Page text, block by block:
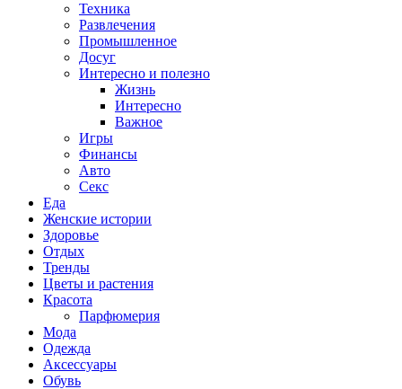
Техника
Развлечения
Промышленное
Досуг
Интересно и полезно
Жизнь
Интересно
Важное
Игры
Финансы
Авто
Секс
Еда
Женские истории
Здоровье
Отдых
Тренды
Цветы и растения
Красота
Парфюмерия
Мода
Одежда
Аксессуары
Обувь